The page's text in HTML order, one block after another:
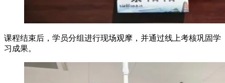
课程结束后，学员分组进行现场观摩，并通过线上考核巩固学
习成果。